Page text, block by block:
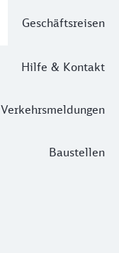
Geschäftsreisen
Hilfe & Kontakt
Verkehrsmeldungen
Baustellen